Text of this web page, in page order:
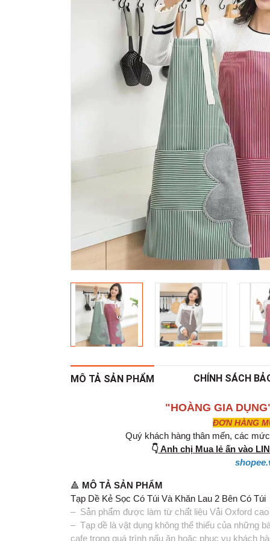
MÔ TẢ SẢN PHẨM CHÍNH SÁCH
"HOÀNG GIA
ĐƠN HÀNG
Quý khách hàng thân mến, các
👇Anh chị Mua lẻ ấn vào
🔺 MÔ TẢ SẢN PHẨM
Tạp Dề Kẻ Sọc Có Túi Và Khăn Lau 2 Bên Có Túi
– Sản phẩm được làm từ chất liệu Vải Oxford
– Tạp dề là vật dụng không thể thiếu của những
cafe trong quá trình nấu ăn hoặc phục vụ khách